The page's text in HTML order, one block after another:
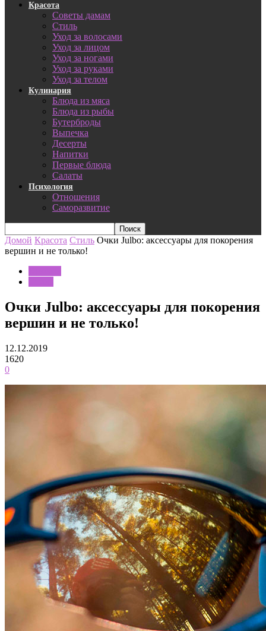
Красота
Советы дамам
Стиль
Уход за волосами
Уход за лицом
Уход за ногами
Уход за руками
Уход за телом
Кулинария
Блюда из мяса
Блюда из рыбы
Бутерброды
Выпечка
Десерты
Напитки
Первые блюда
Салаты
Психология
Отношения
Саморазвитие
Домой Красота Стиль Очки Julbo: аксессуары для покорения
вершин и не только!
Очки Julbo: аксессуары для покорения
вершин и не только!
12.12.2019
1620
0